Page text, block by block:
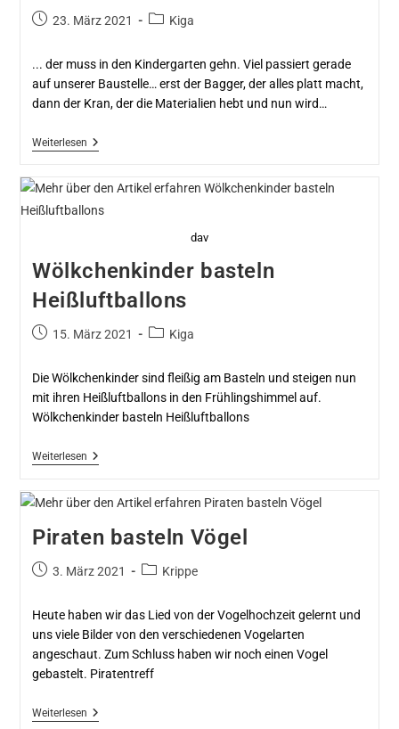
23. März 2021 Kiga
... der muss in den Kindergarten gehn. Viel passiert gerade
auf unserer Baustelle… erst der Bagger, der alles platt macht,
dann der Kran, der die Materialien hebt und nun wird…
Weiterlesen
dav
Wölkchenkinder basteln
Heißluftballons
15. März 2021 Kiga
Die Wölkchenkinder sind fleißig am Basteln und steigen nun
mit ihren Heißluftballons in den Frühlingshimmel auf.
Wölkchenkinder basteln Heißluftballons
Weiterlesen
Piraten basteln Vögel
3. März 2021 Krippe
Heute haben wir das Lied von der Vogelhochzeit gelernt und
uns viele Bilder von den verschiedenen Vogelarten
angeschaut. Zum Schluss haben wir noch einen Vogel
gebastelt. Piratentreff
Weiterlesen